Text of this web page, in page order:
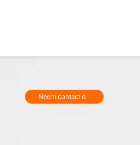
Neem contact op met de